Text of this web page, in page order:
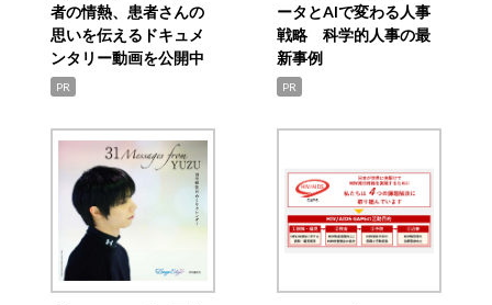
者の情熱、患者さんの
思いを伝えるドキュメ
ンタリー動画を公開中
PR
ータとAIで変わる人事
戦略 科学的人事の最
新事例
PR